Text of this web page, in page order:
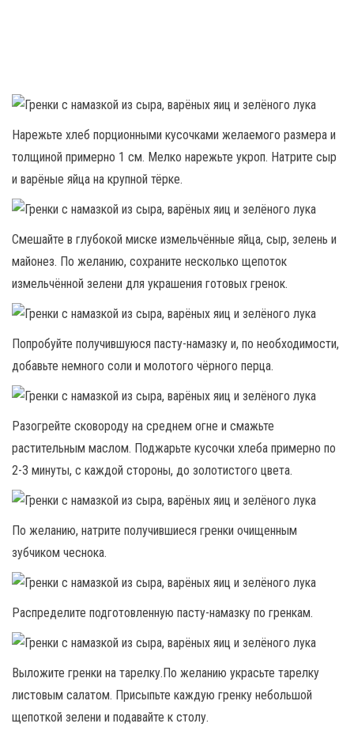
Нарежьте хлеб порционными кусочками желаемого размера и
толщиной примерно 1 см. Мелко нарежьте укроп. Натрите сыр
и варёные яйца на крупной тёрке.
Смешайте в глубокой миске измельчённые яйца, сыр, зелень и
майонез. По желанию, сохраните несколько щепоток
измельчённой зелени для украшения готовых гренок.
Попробуйте получившуюся пасту-намазку и, по необходимости,
добавьте немного соли и молотого чёрного перца.
Разогрейте сковороду на среднем огне и смажьте
растительным маслом. Поджарьте кусочки хлеба примерно по
2-3 минуты, с каждой стороны, до золотистого цвета.
По желанию, натрите получившиеся гренки очищенным
зубчиком чеснока.
Распределите подготовленную пасту-намазку по гренкам.
Выложите гренки на тарелку.По желанию украсьте тарелку
листовым салатом. Присыпьте каждую гренку небольшой
щепоткой зелени и подавайте к столу.